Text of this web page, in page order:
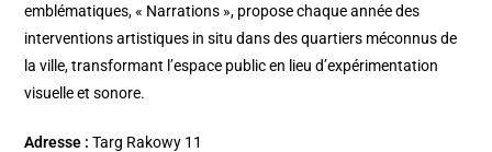
emblématiques, « Narrations », propose chaque année des
interventions artistiques in situ dans des quartiers méconnus de
la ville, transformant l’espace public en lieu d’expérimentation
visuelle et sonore.
Adresse : Targ Rakowy 11